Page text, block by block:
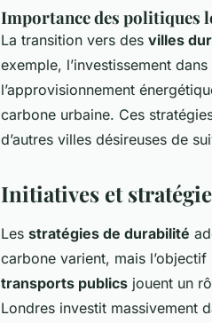
Importance des politiques
La transition vers des villes
exemple, l’investissement
l’approvisionnement
carbone urbaine. Ces
d’autres villes désireuses de
Initiatives et
Les stratégies de durabilité
carbone varient, mais
transports publics jouent un
Londres investit massivement